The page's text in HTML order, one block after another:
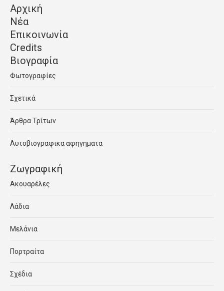
Αρχική
Νέα
Επικοινωνία
Credits
Βιογραφία
Φωτογραφίες
Σχετικά
Άρθρα Τρίτων
Αυτοβιογραφικα αφηγηματα
Ζωγραφική
Ακουαρέλες
Λάδια
Μελάνια
Πορτραίτα
Σχέδια